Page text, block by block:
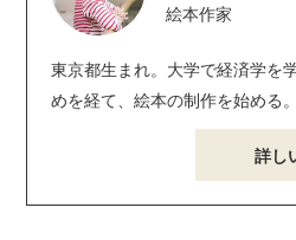
絵本作家
東京都生まれ。大学で経済学を
めを経て、絵本の制作を始める
で世界7ヵ国語同時デビュー。
を受賞した『５ひきのすてき
詳し